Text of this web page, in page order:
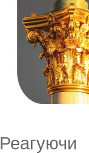
Реагуючи